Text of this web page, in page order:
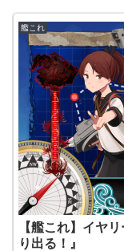
艦これ
【艦これ】イヤ
り出る！』